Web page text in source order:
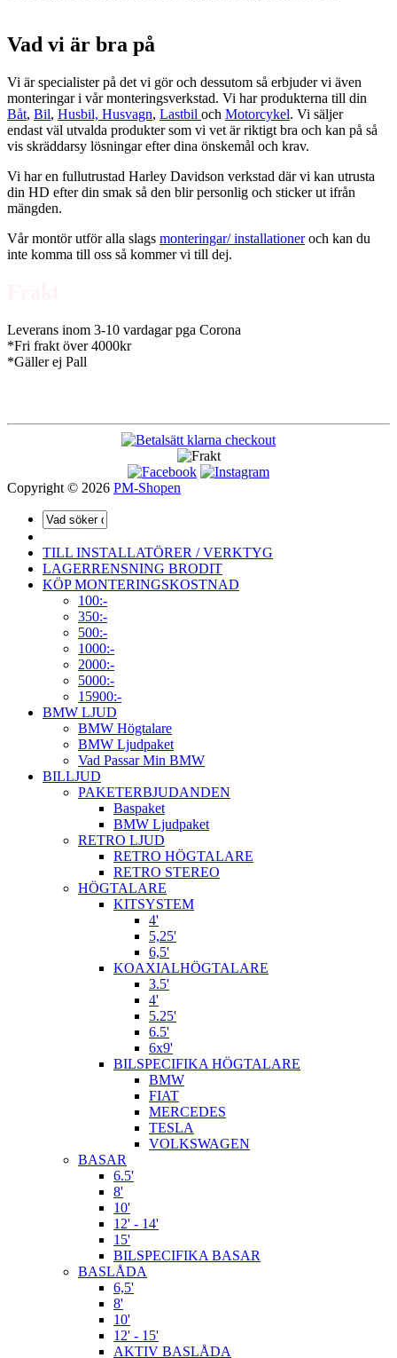
Vad vi är bra på
Vi är specialister på det vi gör och dessutom så erbjuder vi även
monteringar i vår monteringsverkstad. Vi har produkterna till din
Båt, Bil, Husbil, Husvagn, Lastbil och Motorcykel. Vi säljer
endast väl utvalda produkter som vi vet är riktigt bra och kan på så
vis skräddarsy lösningar efter dina önskemål och krav.
Vi har en fullutrustad Harley Davidson verkstad där vi kan utrusta
din HD efter din smak så den blir personlig och sticker ut ifrån
mängden.
Vår montör utför alla slags monteringar/ installationeroch kan du
inte komma till oss så kommer vi till dej.
Leverans inom 3-10 vardagar pga Corona
*Fri frakt över 4000kr
*Gäller ej Pall
Copyright © 2026 PM-Shopen
TILL INSTALLATÖRER / VERKTYG
LAGERRENSNING BRODIT
KÖP MONTERINGSKOSTNAD
100:-
350:-
500:-
1000:-
2000:-
5000:-
15900:-
BMW LJUD
BMW Högtalare
BMW Ljudpaket
Vad Passar Min BMW
BILLJUD
PAKETERBJUDANDEN
Baspaket
BMW Ljudpaket
RETRO LJUD
RETRO HÖGTALARE
RETRO STEREO
HÖGTALARE
KITSYSTEM
4'
5,25'
6,5'
KOAXIALHÖGTALARE
3.5'
4'
5.25'
6.5'
6x9'
BILSPECIFIKA HÖGTALARE
BMW
FIAT
MERCEDES
TESLA
VOLKSWAGEN
BASAR
6.5'
8'
10'
12' - 14'
15'
BILSPECIFIKA BASAR
BASLÅDA
6,5'
8'
10'
12' - 15'
AKTIV BASLÅDA